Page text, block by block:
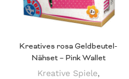
Kreatives rosa Geldbeutel-
Nähset – Pink Wallet
Kreative Spiele,